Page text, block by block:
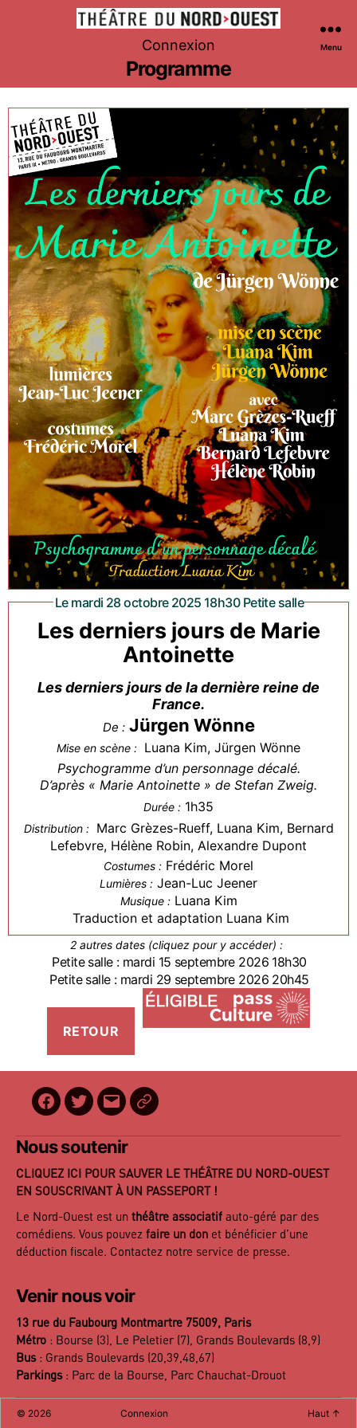
Théâtre
du
Nord-
Ouest
Connexion Menu
Programme
Le mardi 28 octobre 2025 18h30 Petite salle
Les derniers jours de Marie
Antoinette
Les derniers jours de la dernière reine de
France.
De : Jürgen Wönne
Mise en scène : Luana Kim, Jürgen Wönne
Psychogramme d’un personnage décalé.
D’après « Marie Antoinette » de Stefan Zweig.
Durée : 1h35
Distribution : Marc Grèzes-Rueff, Luana Kim, Bernard
Lefebvre, Hélène Robin, Alexandre Dupont
Costumes : Frédéric Morel
Lumières : Jean-Luc Jeener
Musique : Luana Kim
Traduction et adaptation Luana Kim
2 autres dates (cliquez pour y accéder) :
Petite salle : mardi 15 septembre 2026 18h30
Petite salle : mardi 29 septembre 2026 20h45
Facebook
Twitter
E-
mail
BilletReduc
Nous soutenir
CLIQUEZ ICI POUR SAUVER LE THÉÂTRE DU NORD-OUEST
EN SOUSCRIVANT À UN PASSEPORT !
Le Nord-Ouest est un théâtre associatif auto-géré par des
comédiens. Vous pouvez faire un don et bénéficier d’une
déduction fiscale. Contactez notre service de presse.
Venir nous voir
13 rue du Faubourg Montmartre 75009, Paris
Métro : Bourse (3), Le Peletier (7), Grands Boulevards (8,9)
Bus: Grands Boulevards (20,39,48,67)
Parkings: Parc de la Bourse, Parc Chauchat-Drouot
© 2026 Connexion Haut ↑